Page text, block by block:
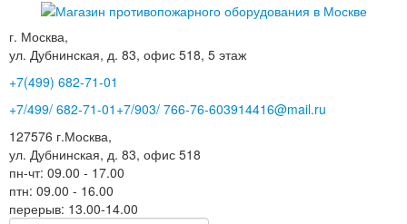
г. Москва,
ул. Дубнинская, д. 83, офис 518, 5 этаж
+7(499) 682-71-01
+7/499/ 682-71-01 +7/903/ 766-76-603914416@mail.ru
127576 г.Москва,
ул. Дубнинская, д. 83, офис 518
пн-чт: 09.00 - 17.00
птн: 09.00 - 16.00
перерыв: 13.00-14.00